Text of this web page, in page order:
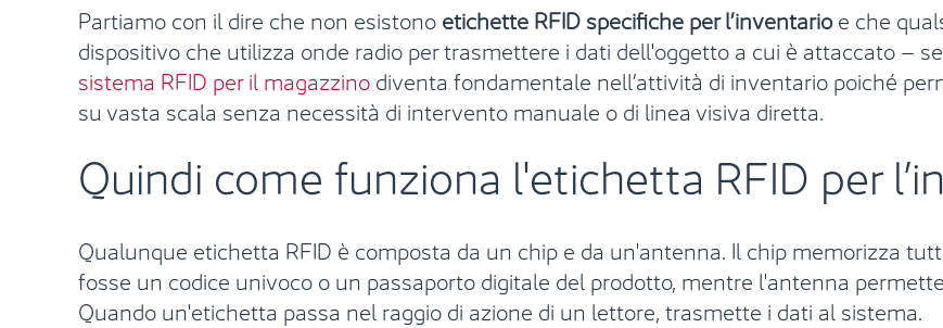
Partiamo con il dire che non esistonoetichette RFID specifiche per l’inventarioe che
dispositivo che utilizza onde radio per trasmettere i dati dell'oggetto a cui è attaccato –
sistema RFID per il magazzinodiventa fondamentale nell’attività di inventario poiché
su vasta scala senza necessità di intervento manuale o di linea visiva diretta.
Quindi come funziona l'etichetta RFID per
Qualunque etichetta RFID è composta da un chip e da un'antenna. Il chip memorizza
fosse un codice univoco o un passaporto digitale del prodotto, mentre l'antenna
Quando un'etichetta passa nel raggio di azione di un lettore, trasmette i dati al sistema.